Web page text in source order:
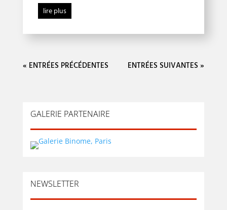
lire plus
« ENTRÉES PRÉCÉDENTES ENTRÉES SUIVANTES »
GALERIE PARTENAIRE
NEWSLETTER